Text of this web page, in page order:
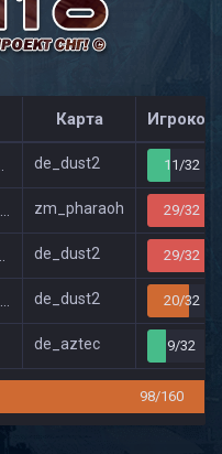
Карта Игроков
de_dust2 11/32
zm_pharaoh 29/32
de_dust2 29/32
de_dust2 20/32
de_aztec 9/32
98/160